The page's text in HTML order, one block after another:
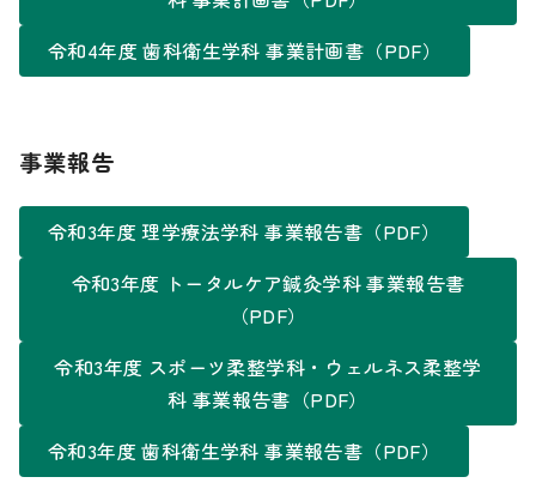
令和4年度 歯科衛生学科 事業計画書（PDF）
事業報告
令和3年度 理学療法学科 事業報告書（PDF）
令和3年度 トータルケア鍼灸学科 事業報告書
（PDF）
令和3年度 スポーツ柔整学科・ウェルネス柔整学
科 事業報告書（PDF）
令和3年度 歯科衛生学科 事業報告書（PDF）